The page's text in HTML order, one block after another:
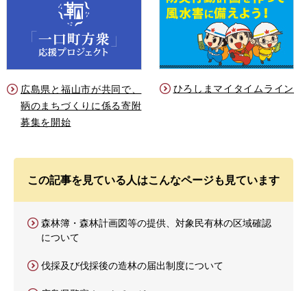
広島県と福山市が共同で、
鞆のまちづくりに係る寄附
募集を開始
ひろしまマイタイムライン
この記事を見ている人はこんなページも見ています
森林簿・森林計画図等の提供、対象民有林の区域確認
について
伐採及び伐採後の造林の届出制度について